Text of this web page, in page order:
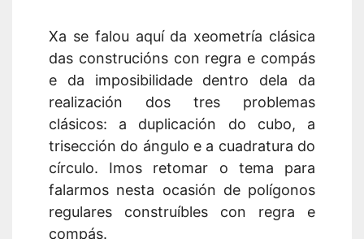
Xa se falou aquí da xeometría clásica
das construcións con regra e compás
e da imposibilidade dentro dela da
realización dos tres problemas
clásicos: a duplicación do cubo, a
trisección do ángulo e a cuadratura do
círculo. Imos retomar o tema para
falarmos nesta ocasión de polígonos
regulares construíbles con regra e
compás.